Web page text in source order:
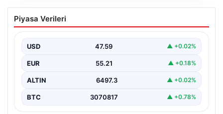
Otobüste Rahatsızlanan Yolcu Şoförün
Hızlı Müdahalesi ile Hastaneye
Trabzon’da halk otobüsünde aniden rahatsızlanan 76
Sinan…
Piyasa Verileri
USD 47.59 ▲ +0.02%
EUR 55.21 ▲ +0.18%
ALTIN 6497.3 ▲ +0.02%
BTC 3070817 ▲ +0.78%